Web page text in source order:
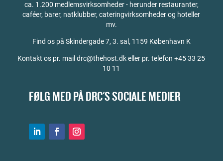
ca. 1.200 medlemsvirksomheder - herunder restauranter,
caféer, barer, natklubber, cateringvirksomheder og hoteller
mv.
Find os på Skindergade 7, 3. sal, 1159 København K
Kontakt os pr. mail drc@thehost.dk eller pr. telefon +45 33 25
10 11
FØLG MED PÅ DRC'S SOCIALE MEDIER